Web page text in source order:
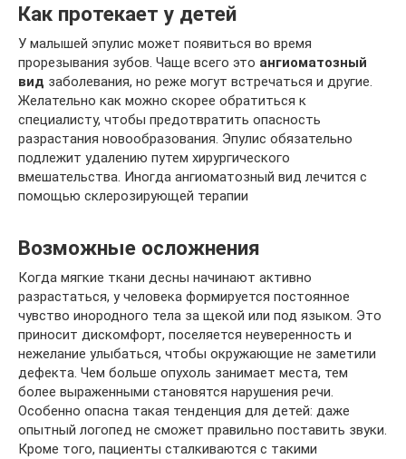
Как протекает у детей
У малышей эпулис может появиться во время
прорезывания зубов. Чаще всего это ангиоматозный
вид заболевания, но реже могут встречаться и другие.
Желательно как можно скорее обратиться к
специалисту, чтобы предотвратить опасность
разрастания новообразования. Эпулис обязательно
подлежит удалению путем хирургического
вмешательства. Иногда ангиоматозный вид лечится с
помощью склерозирующей терапии
Возможные осложнения
Когда мягкие ткани десны начинают активно
разрастаться, у человека формируется постоянное
чувство инородного тела за щекой или под языком. Это
приносит дискомфорт, поселяется неуверенность и
нежелание улыбаться, чтобы окружающие не заметили
дефекта. Чем больше опухоль занимает места, тем
более выраженными становятся нарушения речи.
Особенно опасна такая тенденция для детей: даже
опытный логопед не сможет правильно поставить звуки.
Кроме того, пациенты сталкиваются с такими